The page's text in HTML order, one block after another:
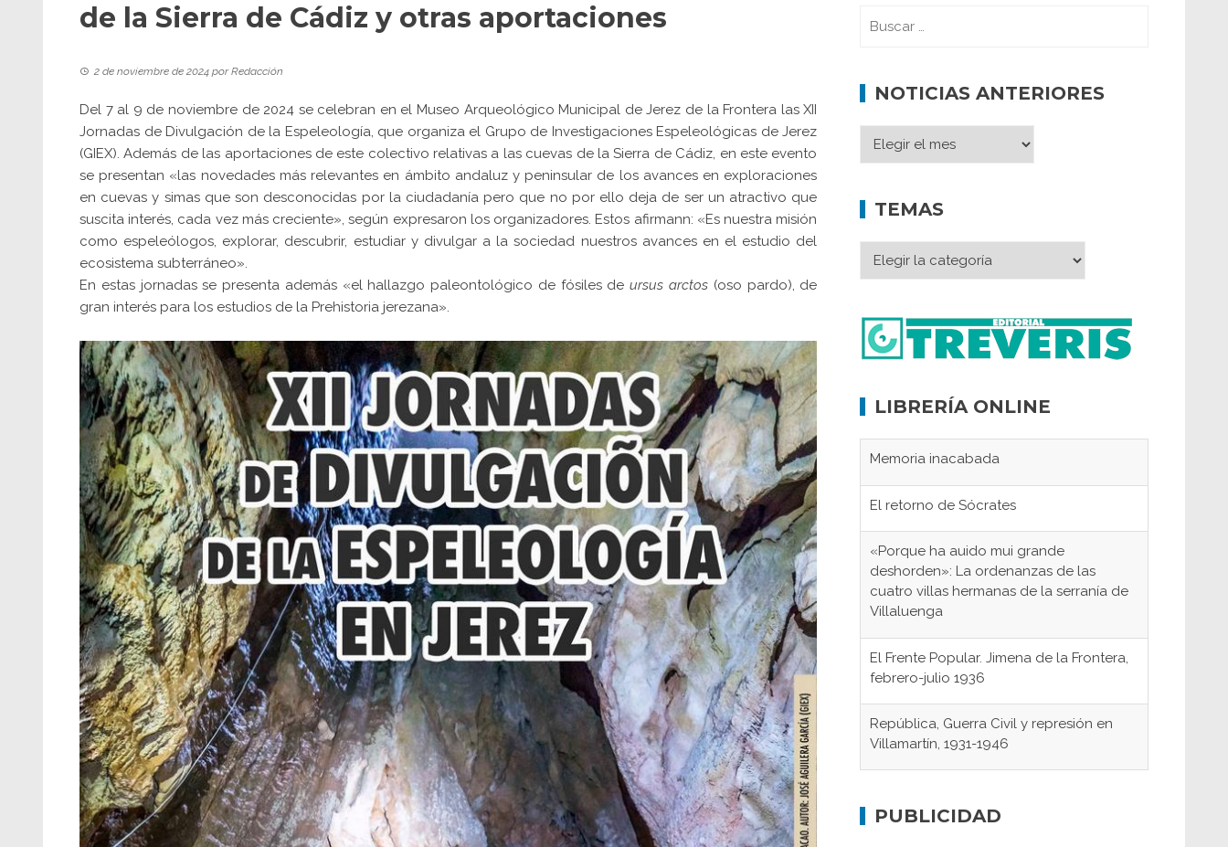
de la Sierra de Cádiz y otras aportaciones
2 de noviembre de 2024 porRedacción
Del 7 al 9 de noviembre de 2024 se celebran en el Museo Arqueológico Municipal de Jerez de la Frontera las XII
Jornadas de Divulgación de la Espeleología, que organiza el Grupo de Investigaciones Espeleológicas de Jerez
(GIEX). Además de las aportaciones de este colectivo relativas a las cuevas de la Sierra de Cádiz, en este evento
se presentan «las novedades más relevantes en ámbito andaluz y peninsular de los avances en exploraciones
en cuevas y simas que son desconocidas por la ciudadanía pero que no por ello deja de ser un atractivo que
suscita interés, cada vez más creciente», según expresaron los organizadores. Estos afirmann: «Es nuestra misión
como espeleólogos, explorar, descubrir, estudiar y divulgar a la sociedad nuestros avances en el estudio del
ecosistema subterráneo».
En estas jornadas se presenta además «el hallazgo paleontológico de fósiles deursus arctos (oso pardo), de
gran interés para los estudios de la Prehistoria jerezana».
NOTICIAS ANTERIORES
TEMAS
LIBRERÍA ONLINE
deshorden»: La ordenanzas de las
cuatro villas hermanas de la serranía de
Villaluenga
El Frente Popular. Jimena de la Frontera,
febrero-julio 1936
República, Guerra Civil y represión en
Villamartín, 1931-1946
Gaditanos deportados a campos de
concentración nazis
Don Perafán de Ribera y sus
PUBLICIDAD